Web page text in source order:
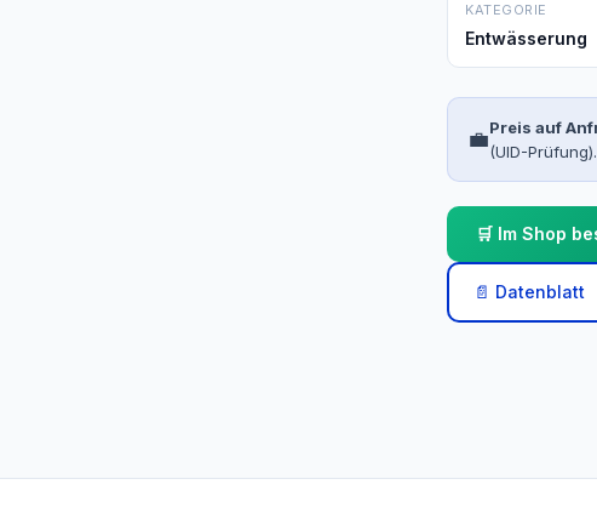
KATEGORIE
Entwässerung
💼Preis auf
(UID-Prüfung).
🛒 Im Shop
📄 Datenblatt